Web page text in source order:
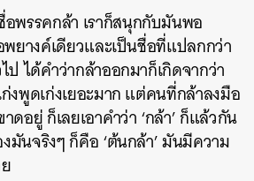
อพรรคกล้า เราก็สนุกกับมันพอ
พยางค์เดียวและเป็นชื่อที่แปลกกว่า
ป ได้คำว่ากล้าออกมาก็เกิดจากว่า
งพูดเก่งเยอะมาก แต่คนที่กล้าลงมือ
ดอยู่ ก็เลยเอาคำว่า ‘กล้า’ ก็แล้วกัน
นจริงๆ ก็คือ ‘ต้นกล้า’ มันมีความ